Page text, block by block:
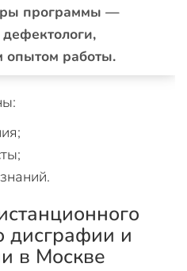
программы —
опытом работы.
дисграфии и
в Москве